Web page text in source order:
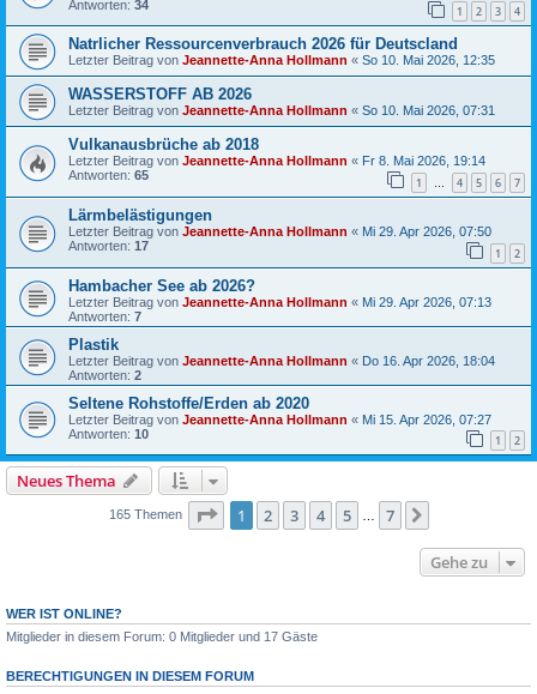
Antworten: 34 1 2 3 4
Natrlicher Ressourcenverbrauch 2026 für Deutscland
Letzter Beitrag von Jeannette-Anna Hollmann « So 10. Mai 2026, 12:35
WASSERSTOFF AB 2026
Letzter Beitrag von Jeannette-Anna Hollmann « So 10. Mai 2026, 07:31
Vulkanausbrüche ab 2018
Letzter Beitrag von Jeannette-Anna Hollmann « Fr 8. Mai 2026, 19:14
Antworten: 65 1 … 4 5 6 7
Lärmbelästigungen
Letzter Beitrag von Jeannette-Anna Hollmann « Mi 29. Apr 2026, 07:50
Antworten: 17 1 2
Hambacher See ab 2026?
Letzter Beitrag von Jeannette-Anna Hollmann « Mi 29. Apr 2026, 07:13
Antworten: 7
Plastik
Letzter Beitrag von Jeannette-Anna Hollmann « Do 16. Apr 2026, 18:04
Antworten: 2
Seltene Rohstoffe/Erden ab 2020
Letzter Beitrag von Jeannette-Anna Hollmann « Mi 15. Apr 2026, 07:27
Antworten: 10 1 2
Neues Thema
165 Themen Seite 1von
1 2 3 4 5 7
Gehe zu
WER IST ONLINE?
Mitglieder in diesem Forum: 0 Mitglieder und 17 Gäste
BERECHTIGUNGEN IN DIESEM FORUM